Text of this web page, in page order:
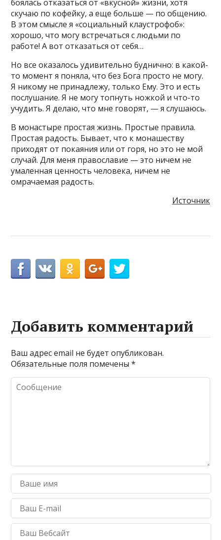
боялась отказаться от «вкусной» жизни, хотя
скучаю по кофейку, а еще больше — по общению.
В этом смысле я «социальный клаустрофоб»:
хорошо, что могу встречаться с людьми по
работе! А вот отказаться от себя…
Но все оказалось удивительно буднично: в какой-
то момент я поняла, что без Бога просто не могу.
Я никому не принадлежу, только Ему. Это и есть
послушание. Я не могу топнуть ножкой и что-то
учудить. Я делаю, что мне говорят, — я слушаюсь.
В монастыре простая жизнь. Простые правила.
Простая радость. Бывает, что к монашеству
приходят от покаяния или от горя, но это не мой
случай. Для меня православие — это ничем не
умаленная ценность человека, ничем не
омрачаемая радость.
Источник
Добавить комментарий
Ваш адрес email не будет опубликован.
Обязательные поля помечены*